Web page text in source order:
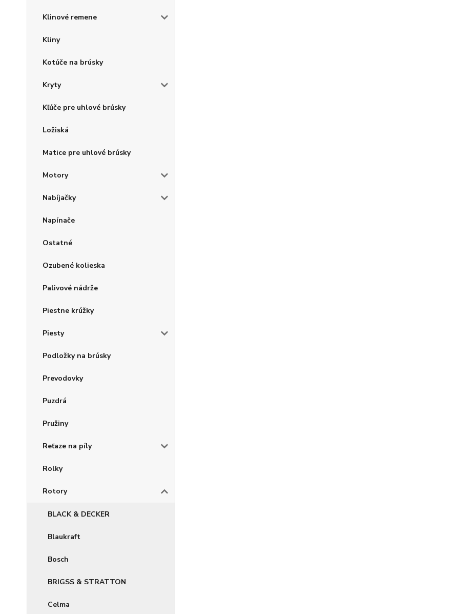
Klinové remene
Kliny
Kotúče na brúsky
Kryty
Kľúče pre uhlové brúsky
Ložiská
Matice pre uhlové brúsky
Motory
Nabíjačky
Napínače
Ostatné
Ozubené kolieska
Palivové nádrže
Piestne krúžky
Piesty
Podložky na brúsky
Prevodovky
Puzdrá
Pružiny
Reťaze na píly
Rolky
Rotory
BLACK & DECKER
Blaukraft
Bosch
BRIGSS & STRATTON
Celma